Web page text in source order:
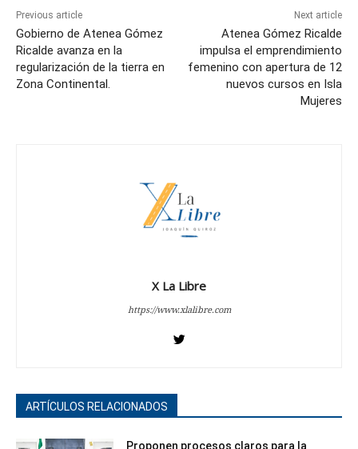
Previous article
Gobierno de Atenea Gómez
Ricalde avanza en la
regularización de la tierra en
Zona Continental.
Next article
Atenea Gómez Ricalde
impulsa el emprendimiento
femenino con apertura de 12
nuevos cursos en Isla
Mujeres
X La Libre
https://www.xlalibre.com
ARTÍCULOS RELACIONADOS
Proponen procesos claros para la